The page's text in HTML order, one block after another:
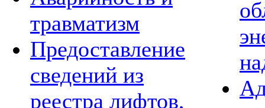
травматизм
Предоставление
сведений из
реестра лифтов,